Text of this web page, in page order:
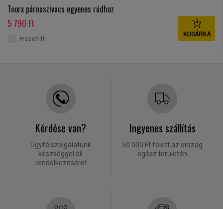
Toorx párnaszivacs egyenes rúdhoz
5 790 Ft
KOSÁRBA
Hasonlít
Kérdése van?
Ügyfélszolgálatunk
készséggel áll
rendelkezésére!
Ingyenes szállítás
50.000 Ft felett az ország
egész területén